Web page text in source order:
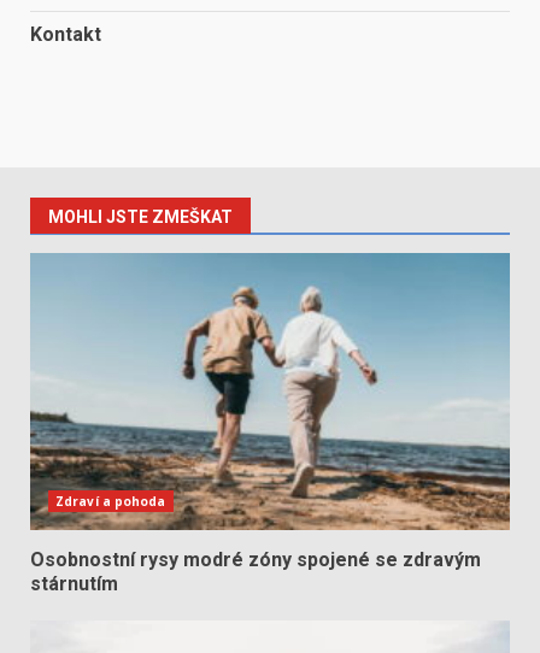
Kontakt
MOHLI JSTE ZMEŠKAT
Zdraví a pohoda
Osobnostní rysy modré zóny spojené se zdravým
stárnutím